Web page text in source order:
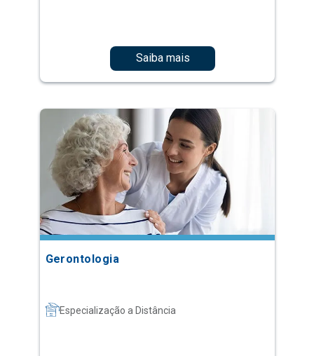
Saiba mais
Gerontologia
Especialização a Distância